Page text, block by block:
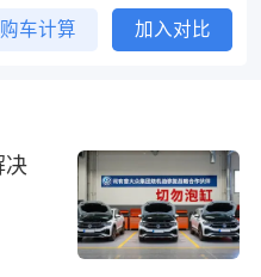
购车计算 加入对比
决